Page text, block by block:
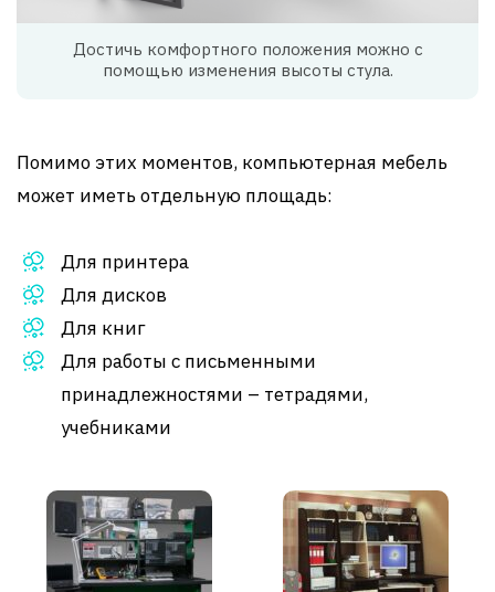
Достичь комфортного положения можно с
помощью изменения высоты стула.
Помимо этих моментов, компьютерная мебель
может иметь отдельную площадь:
Для принтера
Для дисков
Для книг
Для работы с письменными
принадлежностями – тетрадями,
учебниками